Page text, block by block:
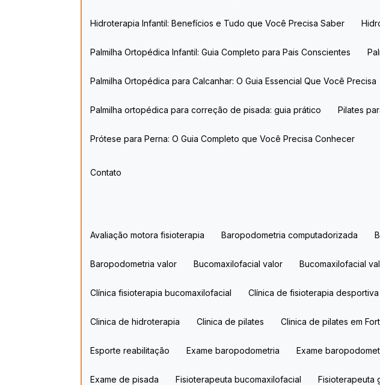
Hidroterapia Infantil: Benefícios e Tudo que Você Precisa Saber
Palmilha Ortopédica Infantil: Guia Completo para Pais Conscientes
Palmilha Ortopédica para Calcanhar: O Guia Essencial Que Você Precisa
Palmilha ortopédica para correção de pisada: guia prático Pilates
Prótese para Perna: O Guia Completo que Você Precisa Conhecer
Contato
Avaliação motora fisioterapia Baropodometria computadorizada
Baropodometria valor Bucomaxilofacial valor​ Bucomaxilofacial
Clínica fisioterapia bucomaxilofacial Clínica de fisioterapia desportiva
Clinica de hidroterapia​ Clinica de pilates Clinica de pilates em
Esporte reabilitação Exame baropodometria Exame
Exame de pisada Fisioterapeuta bucomaxilofacial Fisioterapeuta